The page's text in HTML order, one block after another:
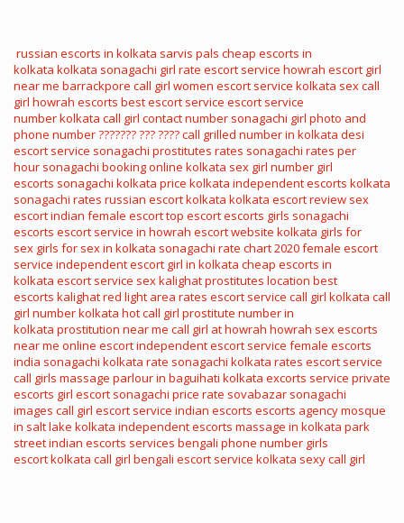
russian escorts in kolkata sarvis pals cheap escorts in
kolkata kolkata sonagachi girl rate escort service howrah escort girl
near me barrackpore call girl women escort service kolkata sex call
girl howrah escorts best escort service escort service
numberkolkata call girl contact number sonagachi girl photo and
phone number??????? ??? ????call grilled number in kolkata desi
escort service sonagachi prostitutes rates sonagachi rates per
hour sonagachi booking online kolkata sex girl number girl
escorts sonagachi kolkata price kolkata independent escorts kolkata
sonagachi rates russian escort kolkata kolkata escort review sex
escortindian female escorttop escortescorts girls sonagachi
escorts escort service in howrah escort website kolkata girls for
sex girls for sex in kolkata sonagachi rate chart 2020female escort
service independent escort girl in kolkata cheap escorts in
kolkata escort service sexkalighat prostitutes location best
escorts kalighat red light area rates escort service call girl kolkata call
girl numberkolkata hot call girl prostitute number in
kolkata prostitution near me call girl at howrah howrah sexescorts
near me online escortindependent escort service female escorts
india sonagachi kolkata rate sonagachi kolkata rates escort service
call girls massage parlour in baguihati kolkata excorts service private
escorts girl escort sonagachi price rate sovabazar sonagachi
images call girl escort service indian escorts escorts agencymosque
in salt lake kolkata independent escorts massage in kolkata park
streetindian escorts services bengali phone number girls
escortkolkata call girl bengali escort service kolkata sexy call girl